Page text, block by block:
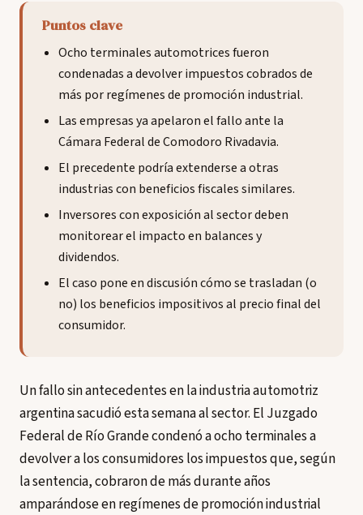
Puntos clave
Ocho terminales automotrices fueron
condenadas a devolver impuestos cobrados de
más por regímenes de promoción industrial.
Las empresas ya apelaron el fallo ante la
Cámara Federal de Comodoro Rivadavia.
El precedente podría extenderse a otras
industrias con beneficios fiscales similares.
Inversores con exposición al sector deben
monitorear el impacto en balances y
dividendos.
El caso pone en discusión cómo se trasladan (o
no) los beneficios impositivos al precio final del
consumidor.
Un fallo sin antecedentes en la industria automotriz
argentina sacudió esta semana al sector. El Juzgado
Federal de Río Grande condenó a ocho terminales a
devolver a los consumidores los impuestos que, según
la sentencia, cobraron de más durante años
amparándose en regímenes de promoción industrial